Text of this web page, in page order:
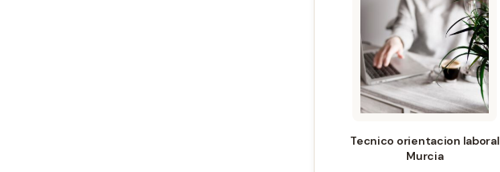
Tecnico orientacion laboral
Murcia
producto
tiene
múltiples
variantes.
Las
opciones
pueden